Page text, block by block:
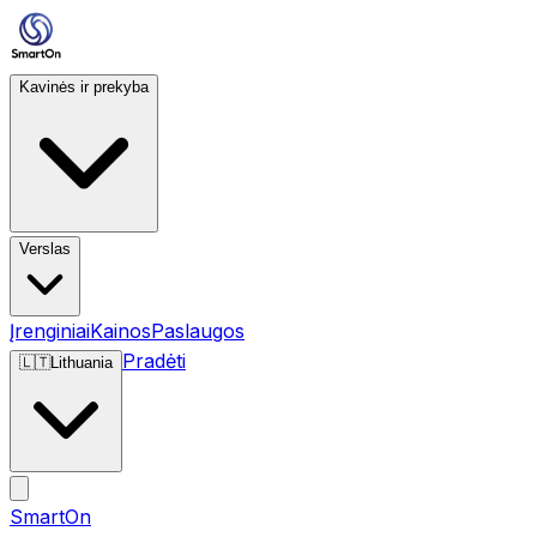
Kavinės ir prekyba
Verslas
ĮrenginiaiKainosPaslaugos
🇱🇹Lithuania Pradėti
SmartOn